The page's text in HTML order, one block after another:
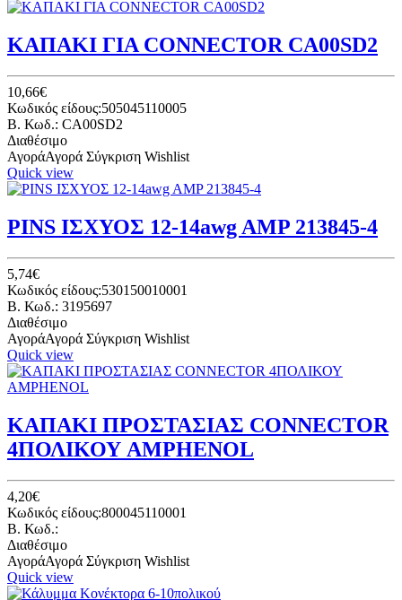
ΚΑΠΑΚΙ ΓΙΑ CONNECTOR CA00SD2
10,66€
Κωδικός είδους:505045110005
B. Κωδ.: CA00SD2
Διαθέσιμο
ΑγοράΑγορά Σύγκριση Wishlist
Quick view
PINS ΙΣΧΥΟΣ 12-14awg AMP 213845-4
5,74€
Κωδικός είδους:530150010001
B. Κωδ.: 3195697
Διαθέσιμο
ΑγοράΑγορά Σύγκριση Wishlist
Quick view
ΚΑΠΑΚΙ ΠΡΟΣΤΑΣΙΑΣ CONNECTOR
4ΠΟΛΙΚΟΥ AMPHENOL
4,20€
Κωδικός είδους:800045110001
B. Κωδ.:
Διαθέσιμο
ΑγοράΑγορά Σύγκριση Wishlist
Quick view